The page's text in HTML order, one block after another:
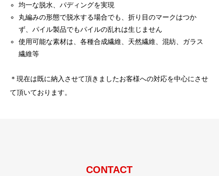
均一な脱水、パディングを実現
丸編みの形態で脱水する場合でも、折り目のマークはつか
ず、パイル製品でもパイルの乱れは生じません
使用可能な素材は、各種合成繊維、天然繊維、混紡、ガラス
繊維等
＊現在は既に納入させて頂きましたお客様への対応を中心にさせ
て頂いております。
CONTACT